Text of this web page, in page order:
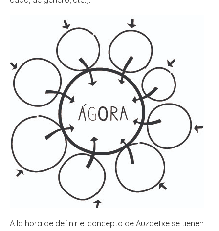
A la hora de definir el concepto de Auzoetxe se tienen